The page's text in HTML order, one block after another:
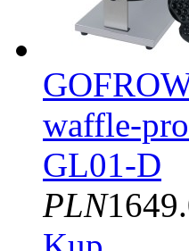
waffle-
GL01-D
PLN